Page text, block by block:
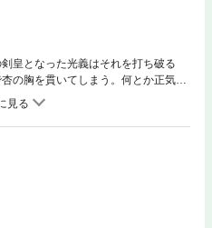
皇となった光義はそれを打ち破る
の胸を貫いてしまう。何とか正気を
たのはさらに残酷な真実で……!?